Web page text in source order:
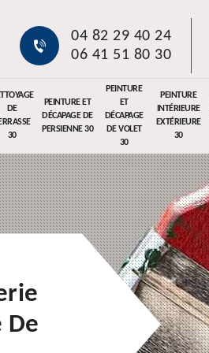
04 82 29 40 24
06 41 51 80 30
DE
30
PEINTURE ET
DÉCAPAGE DE
PERSIENNE 30
PEINTURE
ET
DÉCAPAGE
DE VOLET
30
PEINTURE
INTÉRIEURE
EXTÉRIEURE
30
De